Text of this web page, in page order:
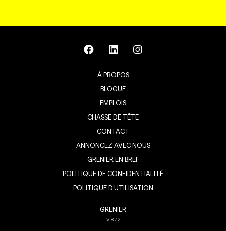
À PROPOS
BLOGUE
EMPLOIS
CHASSE DE TÊTE
CONTACT
ANNONCEZ AVEC NOUS
GRENIER EN BREF
POLITIQUE DE CONFIDENTIALITÉ
POLITIQUE D’UTILISATION
GRENIER
V8.7.2